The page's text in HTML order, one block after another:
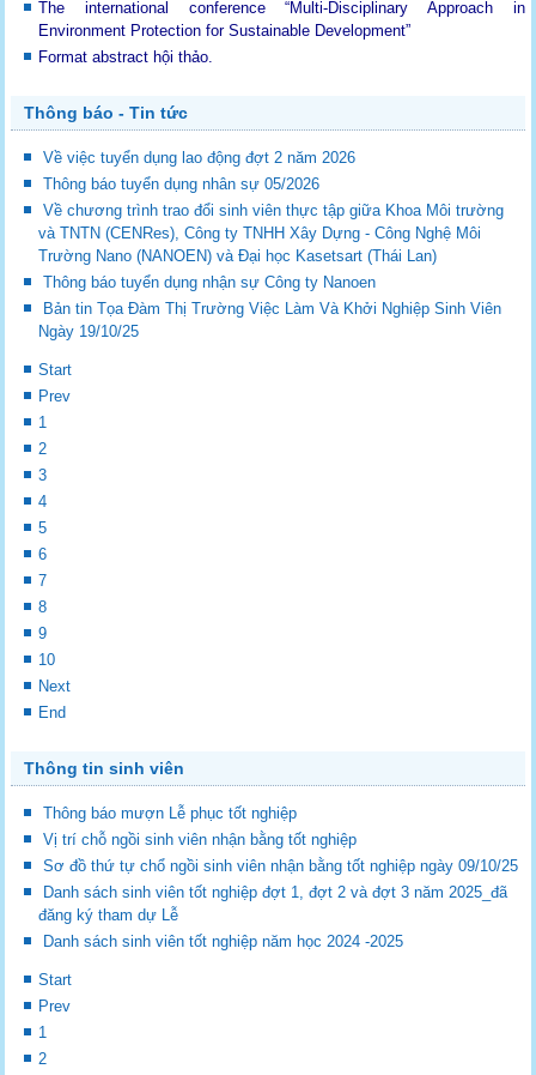
The international conference “Multi-Disciplinary Approach in
Environment Protection for Sustainable Development”
Format abstract hội thảo.
Thông báo - Tin tức
Về việc tuyển dụng lao động đợt 2 năm 2026
Thông báo tuyển dụng nhân sự 05/2026
Về chương trình trao đổi sinh viên thực tập giữa Khoa Môi trường
và TNTN (CENRes), Công ty TNHH Xây Dựng - Công Nghệ Môi
Trường Nano (NANOEN) và Đại học Kasetsart (Thái Lan)
Thông báo tuyển dụng nhận sự Công ty Nanoen
Bản tin Tọa Đàm Thị Trường Việc Làm Và Khởi Nghiệp Sinh Viên
Ngày 19/10/25
Start
Prev
1
2
3
4
5
6
7
8
9
10
Next
End
Thông tin sinh viên
Thông báo mượn Lễ phục tốt nghiệp
Vị trí chỗ ngồi sinh viên nhận bằng tốt nghiệp
Sơ đồ thứ tự chổ ngồi sinh viên nhận bằng tốt nghiệp ngày 09/10/25
Danh sách sinh viên tốt nghiệp đợt 1, đợt 2 và đợt 3 năm 2025_đã
đăng ký tham dự Lễ
Danh sách sinh viên tốt nghiệp năm học 2024 -2025
Start
Prev
1
2